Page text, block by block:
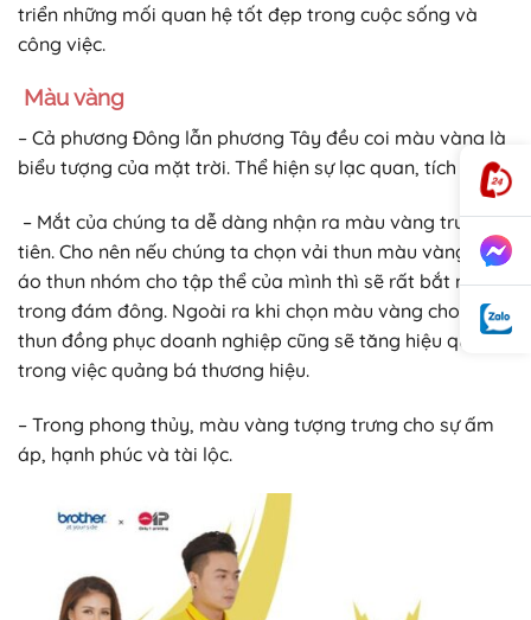
triển những mối quan hệ tốt đẹp trong cuộc sống và
công việc.
Màu vàng
– Cả phương Ðông lẫn phương Tây đều coi màu vàng là
biểu tượng của mặt trời. Thể hiện sự lạc quan, tích cực.
– Mắt của chúng ta dễ dàng nhận ra màu vàng trước
tiên. Cho nên nếu chúng ta chọn vải thun màu vàng làm
áo thun nhóm cho tập thể của mình thì sẽ rất bắt mắt
trong đám đông. Ngoài ra khi chọn màu vàng cho áo
thun đồng phục doanh nghiệp cũng sẽ tăng hiệu quả
trong việc quảng bá thương hiệu.
– Trong phong thủy, màu vàng tượng trưng cho sự ấm
áp, hạnh phúc và tài lộc.